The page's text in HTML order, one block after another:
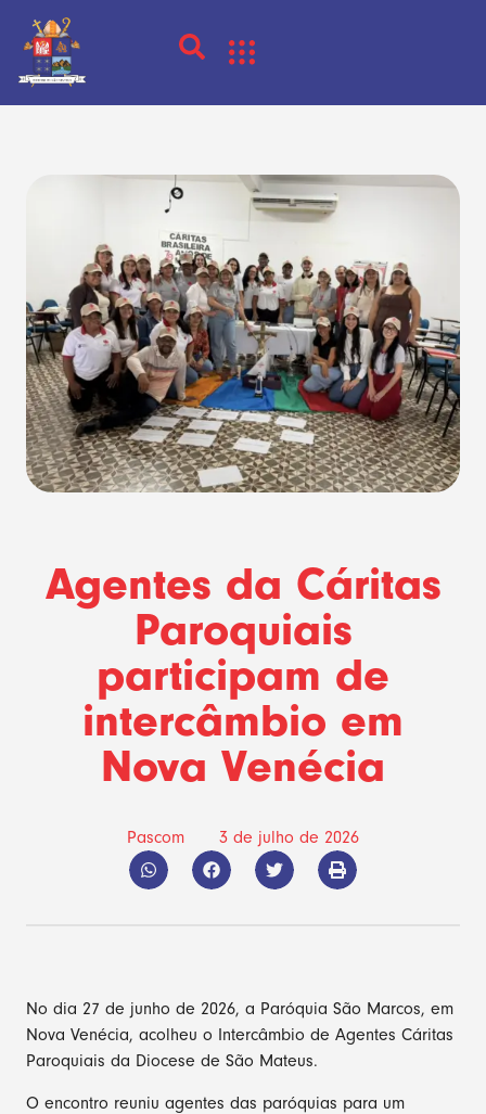
Agentes da Cáritas
Paroquiais
participam de
intercâmbio em
Nova Venécia
Pascom 3 de julho de 2026
No dia 27 de junho de 2026, a Paróquia São Marcos, em
Nova Venécia, acolheu o Intercâmbio de Agentes Cáritas
Paroquiais da Diocese de São Mateus.
O encontro reuniu agentes das paróquias para um